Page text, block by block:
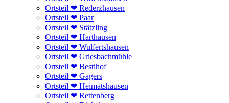
Ortsteil ❤ Rederzhausen
Ortsteil ❤ Paar
Ortsteil ❤ Stätzling
Ortsteil ❤ Harthausen
Ortsteil ❤ Wulfertshausen
Ortsteil ❤ Griesbachmühle
Ortsteil ❤ Bestihof
Ortsteil ❤ Gagers
Ortsteil ❤ Heimatshausen
Ortsteil ❤ Rettenberg